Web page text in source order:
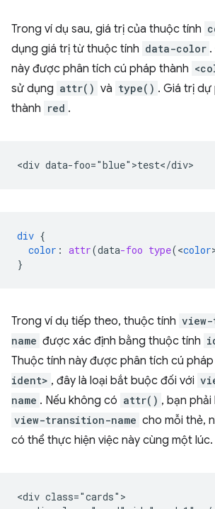
Trong ví dụ sau, giá trị của thuộc tính
dụng giá trị từ thuộc tính data-color
này được phân tích cú pháp thành
sử dụng attr() và type() . Giá trị
thành red .
div {
color : attr(data-foo type(<color
}
Trong ví dụ tiếp theo, thuộc tính
name được xác định bằng thuộc tính
Thuộc tính này được phân tích cú
ident> , đây là loại bắt buộc đối với
name . Nếu không có attr() , bạn
view-transition-name cho mỗi thẻ,
có thể thực hiện việc này cùng một lúc.
<div class="cards">